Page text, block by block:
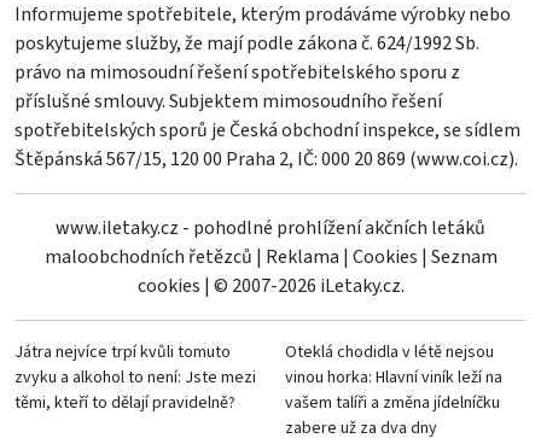
Informujeme spotřebitele, kterým prodáváme výrobky nebo
poskytujeme služby, že mají podle zákona č. 624/1992 Sb.
právo na mimosoudní řešení spotřebitelského sporu z
příslušné smlouvy. Subjektem mimosoudního řešení
spotřebitelských sporů je Česká obchodní inspekce, se sídlem
Štěpánská 567/15, 120 00 Praha 2, IČ: 000 20 869 (www.coi.cz).
www.iletaky.cz - pohodlné prohlížení akčních letáků
maloobchodních řetězců | Reklama | Cookies | Seznam
cookies | © 2007-2026 iLetaky.cz.
Játra nejvíce trpí kvůli tomuto
zvyku a alkohol to není: Jste mezi
těmi, kteří to dělají pravidelně?
Oteklá chodidla v létě nejsou
vinou horka: Hlavní viník leží na
vašem talíři a změna jídelníčku
zabere už za dva dny